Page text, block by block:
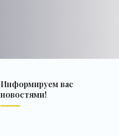
Информируем вас
новостями!